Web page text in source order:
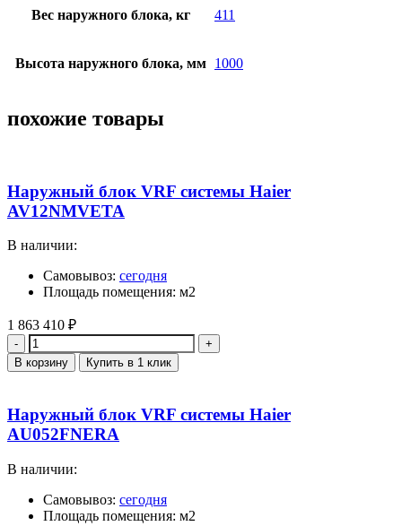
Вес наружного блока, кг 411
Высота наружного блока, мм 1000
похожие товары
Наружный блок VRF системы Haier
AV12NMVETA
В наличии:
Самовывоз: сегодня
Площадь помещения: м2
1 863 410 ₽
Количество
В корзину Купить в 1 клик
Наружный блок VRF системы Haier
AU052FNERA
В наличии:
Самовывоз: сегодня
Площадь помещения: м2